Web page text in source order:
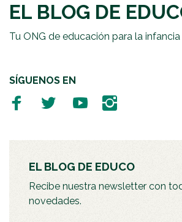
EL BLOG DE
Tu ONG de educación para la infancia
SÍGUENOS EN
EL BLOG DE EDUCO
Recibe nuestra newsletter con
novedades.